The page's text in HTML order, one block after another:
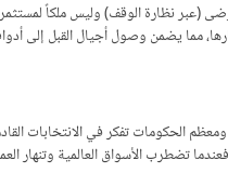
(عبر نظارة الوقف) وليس ملكاً
مما يضمن وصول أجيال القبل إلى
الحكومات تفكر في الانتخابات
تضطرب الأسواق العالمية